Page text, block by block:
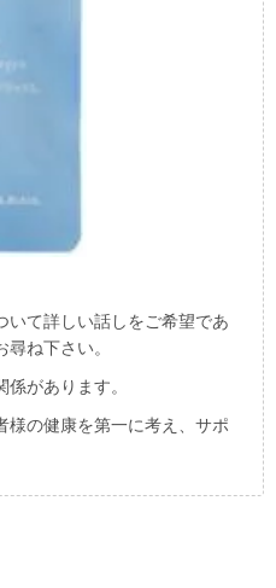
いて詳しい話しをご希望であ
ね下さい。
があります。
様の健康を第一に考え、サポ